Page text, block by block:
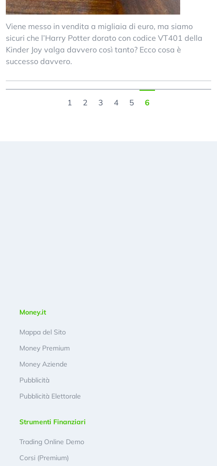
Viene messo in vendita a migliaia di euro, ma siamo
sicuri che l’Harry Potter dorato con codice VT401 della
Kinder Joy valga davvero così tanto? Ecco cosa è
successo davvero.
1 2 3 4 5 6
Money.it
Mappa del Sito
Money Premium
Money Aziende
Pubblicità
Pubblicità Elettorale
Strumenti Finanziari
Trading Online Demo
Corsi (Premium)